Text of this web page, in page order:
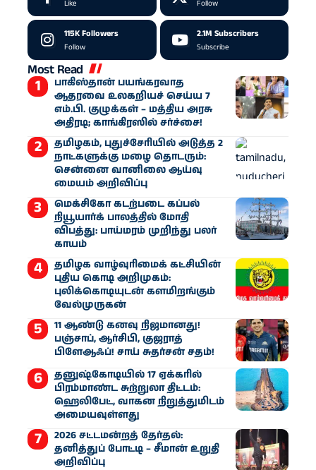
Like Follow
115KFollowers
Follow
2.1M Subscribers
Subscribe
Most Read
பாகிஸ்தான் பயங்கரவாத
ஆதரவை உலகறியச் செய்ய 7
எம்.பி. குழுக்கள் – மத்திய அரசு
அதிரடி; காங்கிரஸில் சர்ச்சை!
தமிழகம், புதுச்சேரியில் அடுத்த 2
நாட்களுக்கு மழை தொடரும்:
சென்னை வானிலை ஆய்வு
மையம் அறிவிப்பு
மெக்சிகோ கடற்படை கப்பல்
நியூயார்க் பாலத்தில் மோதி
விபத்து: பாய்மரம் முறிந்து பலர்
காயம்
தமிழக வாழ்வுரிமைக் கட்சியின்
புதிய கொடி அறிமுகம்:
புலிக்கொடியுடன் களமிறங்கும்
வேல்முருகன்
11 ஆண்டு கனவு நிஜமானது!
பஞ்சாப், ஆர்சிபி, குஜராத்
பிளேஆஃப்! சாய் சுதர்சன் சதம்!
தனுஷ்கோடியில் 17 ஏக்கரில்
பிரம்மாண்ட சுற்றுலா திட்டம்:
ஹெலிபேட், வாகன நிறுத்துமிடம்
அமையவுள்ளது
2026 சட்டமன்றத் தேர்தல்:
தனித்துப் போட்டி – சீமான் உறுதி
அறிவிப்பு